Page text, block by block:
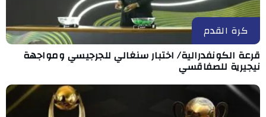
كرة القدم
قرعة الكونفدرالية/ اختبار سنغالي للجرجيسي ومواجهة
نيجيرية للصفاقسي